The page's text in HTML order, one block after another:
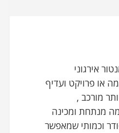
אירגוני
או פרויקט ועדיף
מורכב ,
מנתחת ומכינה
וכמותי שמאפשר